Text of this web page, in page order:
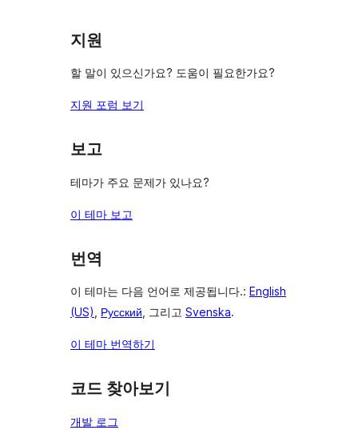
기
지원
할 말이 있으신가요? 도움이 필요한가요?
지원 포럼 보기
보고
테마가 주요 문제가 있나요?
이 테마 보고
번역
이 테마는 다음 언어로 제공됩니다.: English
(US)
Русский , 그리고 Svenska.
이 테마 번역하기
코드 찾아보기
개발 로그